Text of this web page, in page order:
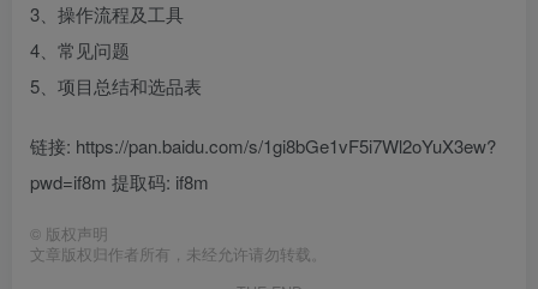
3、操作流程及工具
4、常见问题
5、项目总结和选品表
链接: https://pan.baidu.com/s/1gi8bGe1vF5i7Wl2oYuX3ew?
pwd=if8m 提取码: if8m
© 版权声明
文章版权归作者所有，未经允许请勿转载。